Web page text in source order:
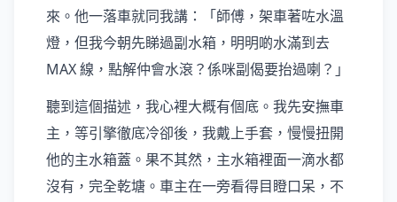
來。他一落車就同我講：「師傅，架車著咗水溫
燈，但我今朝先睇過副水箱，明明啲水滿到去
MAX 線，點解仲會水滾？係咪副偈要抬過喇？」
聽到這個描述，我心裡大概有個底。我先安撫車
主，等引擎徹底冷卻後，我戴上手套，慢慢扭開
他的主水箱蓋。果不其然，主水箱裡面一滴水都
沒有，完全乾塘。車主在一旁看得目瞪口呆，不